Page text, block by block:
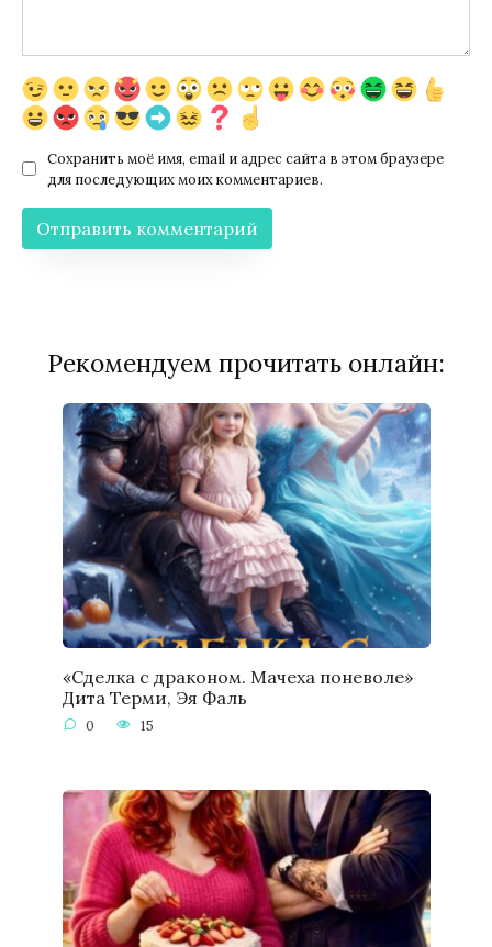
Сохранить моё имя, email и адрес сайта в этом браузере
для последующих моих комментариев.
Рекомендуем прочитать онлайн:
«Сделка с драконом. Мачеха поневоле»
Дита Терми, Эя Фаль
0 15